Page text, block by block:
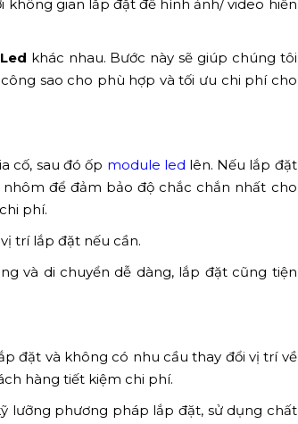
gian lắp đặt để hình ảnh/ video hiển
khác nhau. Bước này sẽ giúp chúng tôi
sao cho phù hợp và tối ưu chi phí cho
cố, sau đó ốp module led lên. Nếu lắp đặt
để đảm bảo độ chắc chắn nhất cho
phí.
trí lắp đặt nếu cần.
và di chuyển dễ dàng, lắp đặt cũng tiện
đặt và không có nhu cầu thay đổi vị trí về
hàng tiết kiệm chi phí.
lưỡng phương pháp lắp đặt, sử dụng chất